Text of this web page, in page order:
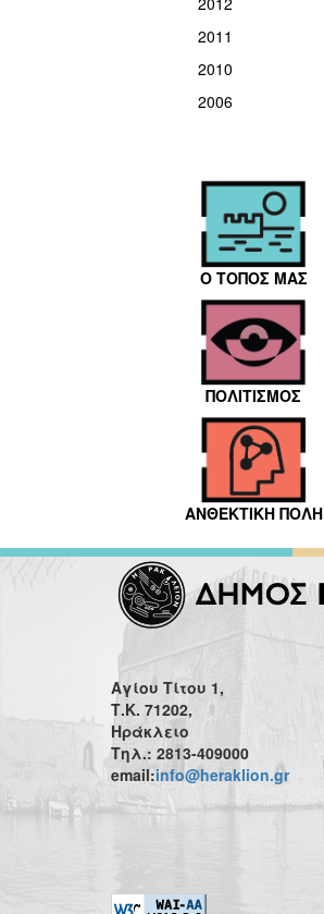
2011
2010
2006
Ο ΤΟΠΟΣ ΜΑΣ
ΠΟΛΙΤΙΣΜΟΣ
ΑΝΘΕΚΤΙΚΗ ΠΟΛΗ
Αγίου Τίτου 1,
Τ.Κ. 71202,
Ηράκλειο
Τηλ.: 2813-409000
email:info@heraklion.gr